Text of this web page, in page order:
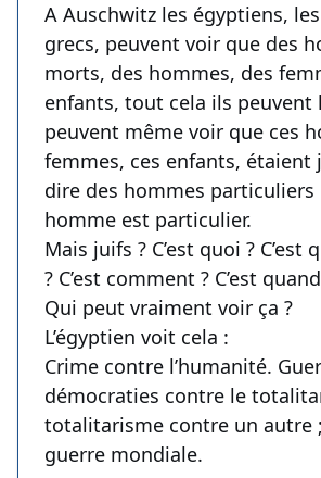
A Auschwitz les égyptiens,
grecs, peuvent voir que des
morts, des hommes, des
enfants, tout cela ils peuvent
peuvent même voir que ces
femmes, ces enfants, étaient
dire des hommes
homme est particulier.
Mais juifs ? C’est quoi ? C’est
? C’est comment ? C’est
Qui peut vraiment voir ça ?
L’égyptien voit cela :
Crime contre l’humanité.
démocraties contre le
totalitarisme contre un autre
guerre mondiale.